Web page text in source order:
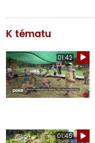
K tématu
01:42
01:45